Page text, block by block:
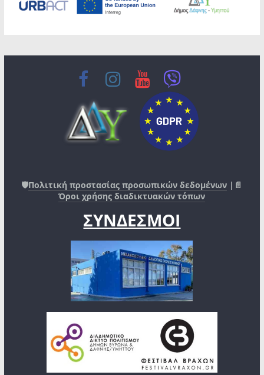
🛡️Πολιτική προστασίας προσωπικών δεδομένων |📄
Όροι χρήσης διαδικτυακών τόπων
ΣΥΝΔΕΣΜΟΙ